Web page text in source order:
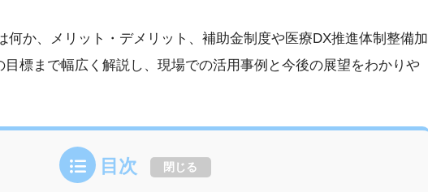
何か、メリット・デメリット、補助金制度や医療DX推進体制整備加
目標まで幅広く解説し、現場での活用事例と今後の展望をわかりや
目次 閉じる